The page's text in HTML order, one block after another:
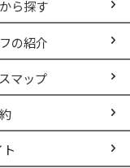
ら探す
の紹介
マップ